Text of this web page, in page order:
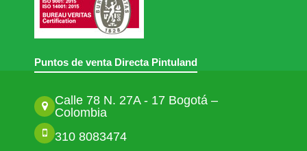
Puntos de venta Directa Pintuland
Calle 78 N. 27A - 17 Bogotá –
Colombia
310 8083474